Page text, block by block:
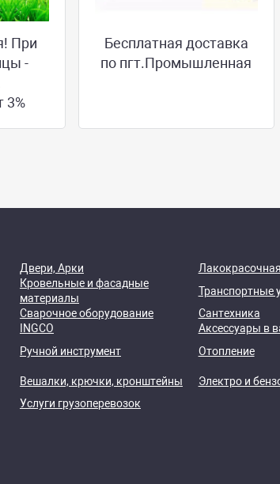
При
-
3%
Бесплатная доставка
по пгт.Промышленная
Двери, Арки
Кровельные и фасадные
материалы
Транспортные
Сварочное оборудование
Сантехника
INGCO
Аксессуары в
Ручной инструмент
Отопление
Вешалки, крючки, кронштейны Электро и
Услуги грузоперевозок